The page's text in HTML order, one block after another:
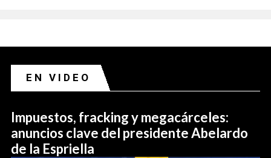
EN VIDEO
Impuestos, fracking y megacárceles:
anuncios clave del presidente Abelardo
de la Espriella